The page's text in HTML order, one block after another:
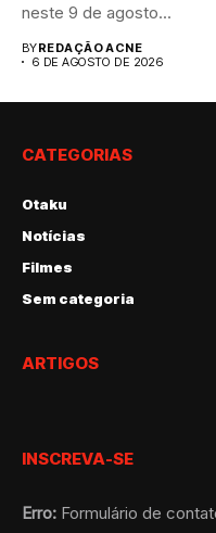
neste 9 de agosto...
BYREDAÇÃO ACNE
6 DE AGOSTO DE 2026
CATEGORIAS
Otaku
Notícias
Filmes
Sem categoria
ARTIGOS
INSCREVA-SE
Erro: Formulário de